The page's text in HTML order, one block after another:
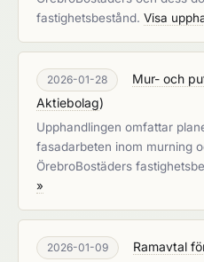
fastighetsbestånd. Visa
2026-01-28 Mur- och
Aktiebolag)
Upphandlingen omfattar
fasadarbeten inom murning
ÖrebroBostäders
»
2026-01-09 Ramavtal